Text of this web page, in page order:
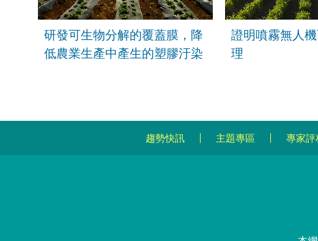
研發可生物分解的覆蓋膜，降
低農業生產中產生的塑膠汙染
證明噴霧無人
理
趨勢快訊 主題專區 專家評